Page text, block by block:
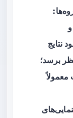
نتایج
برسد؛
معمولاً